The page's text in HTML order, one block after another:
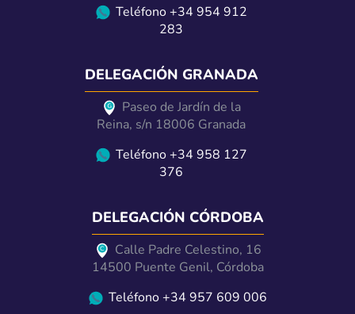
Teléfono +34 954 912
283
DELEGACIÓN GRANADA
Paseo de Jardín de la
Reina, s/n 18006 Granada
Teléfono +34 958 127
376
DELEGACIÓN CÓRDOBA
Calle Padre Celestino, 16
14500 Puente Genil, Córdoba
Teléfono +34 957 609 006